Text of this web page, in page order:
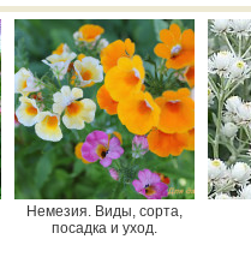
Немезия. Виды, сорта,
посадка и уход.